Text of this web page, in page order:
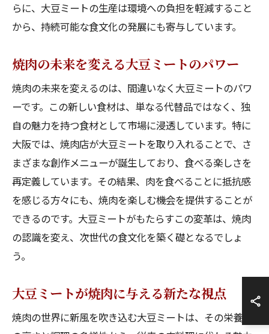
らに、大豆ミートの生産は環境への負担を軽減すること
から、持続可能な食文化の発展にも寄与しています。
焼肉の未来を変える大豆ミートのパワー
焼肉の未来を変えるのは、間違いなく大豆ミートのパワ
ーです。この新しい食材は、単なる代替品ではなく、独
自の魅力を持つ食材として市場に浸透しています。特に
大阪では、焼肉店が大豆ミートを取り入れることで、さ
まざまな創作メニューが誕生しており、食べる楽しさを
再定義しています。その結果、肉を食べることに抵抗感
を感じる方々にも、焼肉を楽しむ機会を提供することが
できるのです。大豆ミートがもたらすこの変革は、焼肉
の認識を変え、次世代の食文化を築く礎となるでしょ
う。
大豆ミートが焼肉に与える新たな視点
焼肉の世界に新風を吹き込む大豆ミートは、その栄養価